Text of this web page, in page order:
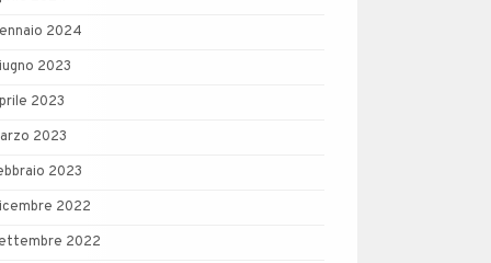
2024
2023
2023
2023
2023
2022
2022